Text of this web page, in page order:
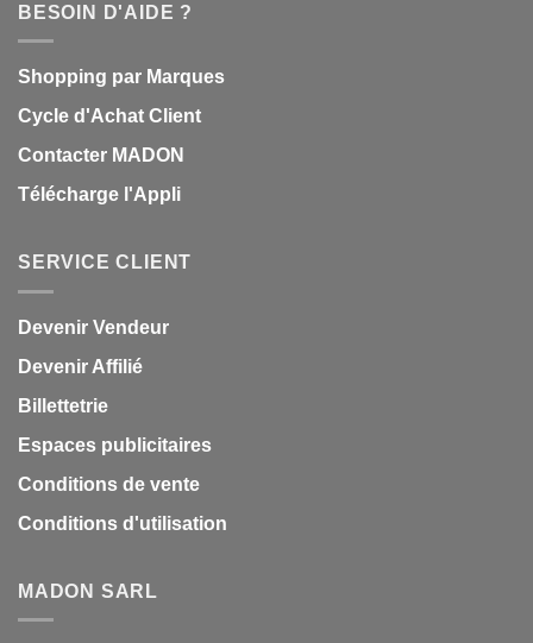
BESOIN D'AIDE ?
Shopping par Marques
Cycle d'Achat Client
Contacter MADON
Télécharge l'Appli
SERVICE CLIENT
Devenir Vendeur
Devenir Affilié
Billettetrie
Espaces publicitaires
Conditions de vente
Conditions d'utilisation
MADON SARL